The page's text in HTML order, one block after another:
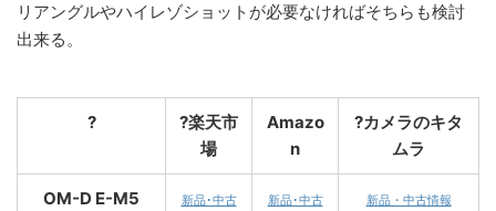
リアングルやハイレゾショットが必要なければそちらも検討
出来る。
?
?楽天市
場
Amazo
n
?カメラのキタ
ムラ
OM-D E-M5
新品･中古
新品･中古
新品・中古情報